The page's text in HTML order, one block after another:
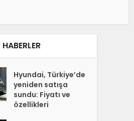
HABERLER
Hyundai, Türkiye’de
yeniden satışa
sundu: Fiyatı ve
özellikleri